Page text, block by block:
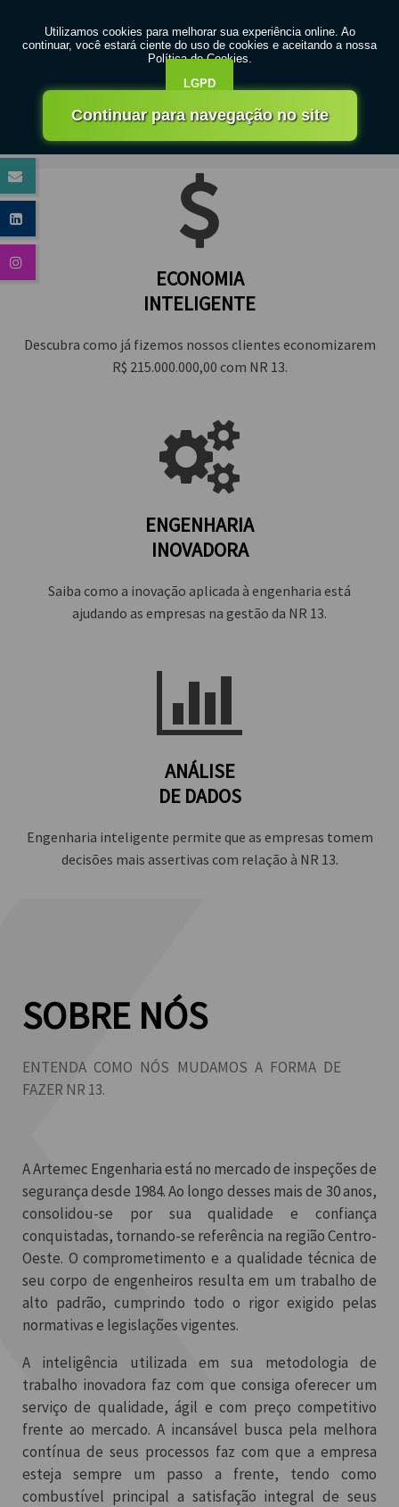
MENU
ARTEMEC - Engenharia
NOSSOS DIFERENCIAIS
ECONOMIA
INTELIGENTE
Descubra como já fizemos nossos clientes economizarem
R$ 215.000.000,00 com NR 13.
ENGENHARIA
INOVADORA
Saiba como a inovação aplicada à engenharia está
ajudando as empresas na gestão da NR 13.
ANÁLISE
DE DADOS
Engenharia inteligente permite que as empresas tomem
decisões mais assertivas com relação à NR 13.
SOBRE NÓS
ENTENDA COMO NÓS MUDAMOS A FORMA DE
FAZER NR 13.
A Artemec Engenharia está no mercado de inspeções de
segurança desde 1984. Ao longo desses mais de 30 anos,
consolidou-se por sua qualidade e confiança
conquistadas, tornando-se referência na região Centro-
Oeste. O comprometimento e a qualidade técnica de
seu corpo de engenheiros resulta em um trabalho de
alto padrão, cumprindo todo o rigor exigido pelas
normativas e legislações vigentes.
A inteligência utilizada em sua metodologia de
trabalho inovadora faz com que consiga oferecer um
serviço de qualidade, ágil e com preço competitivo
frente ao mercado. A incansável busca pela melhora
contínua de seus processos faz com que a empresa
esteja sempre um passo a frente, tendo como
combustível principal a satisfação integral de seus